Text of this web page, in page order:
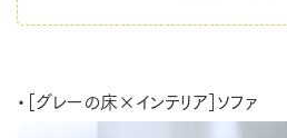
・［グレーの床×インテリア］ソファ